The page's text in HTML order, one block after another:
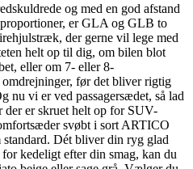
og med en god afstand
er GLA og GLB to
der gerne vil lege med
helt op til dig, om bilen blot
eller om 7- eller 8-
omdrejninger, før det bliver rigtig
nu vi er ved passagersædet, så lad
er skruet helt op for SUV-
svøbt i sort ARTICO
Dét bliver din ryg glad
kedeligt efter din smag, kan du